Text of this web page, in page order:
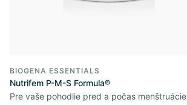
BIOGENA ESSENTIALS
Nutrifem P-M-S Formula®
Pre vaše pohodlie pred a počas menštruácie